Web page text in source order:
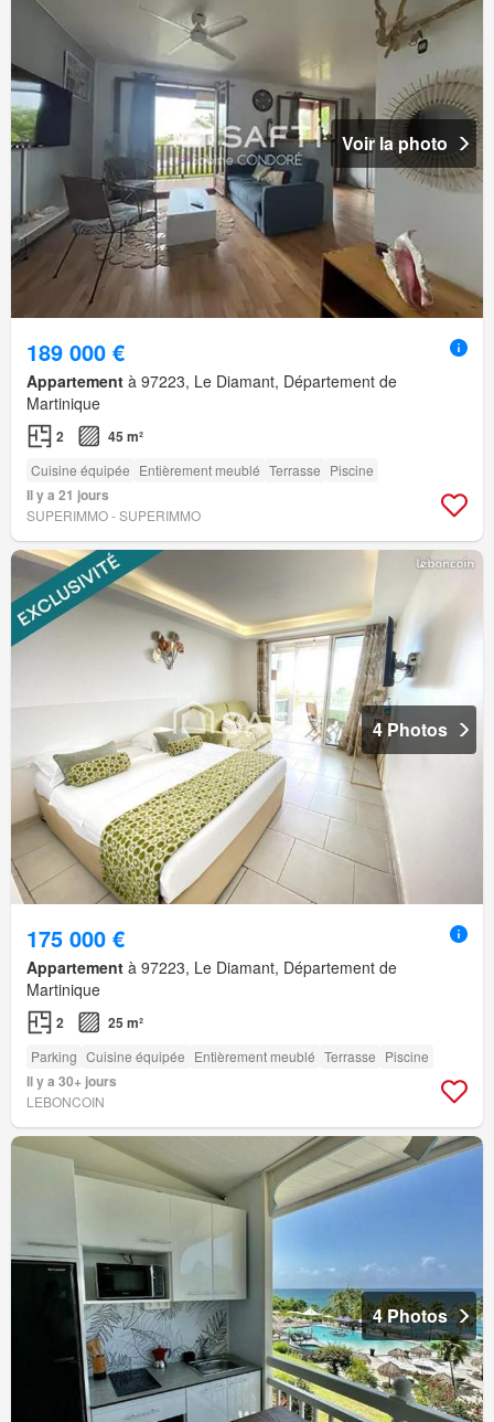
Voir la photo
189 000 €
Appartement à 97223, Le Diamant, Département de
Martinique
2 45 m²
Cuisine équipée Entièrement meublé Terrasse Piscine
Il y a 21 jours
SUPERIMMO - SUPERIMMO
4 Photos
175 000 €
Appartement à 97223, Le Diamant, Département de
Martinique
2 25 m²
Parking Cuisine équipée Entièrement meublé Terrasse Piscine
Il y a 30+ jours
LEBONCOIN
4 Photos